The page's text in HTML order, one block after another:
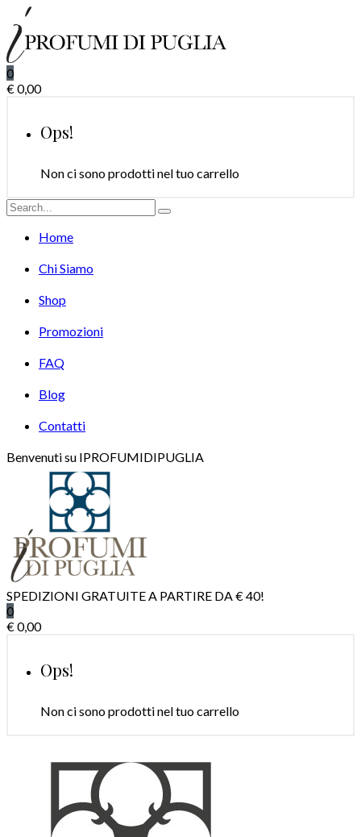
0
€0,00
Ops!
Non ci sono prodotti nel tuo carrello
Home
Chi Siamo
Shop
Promozioni
FAQ
Blog
Contatti
Benvenuti su IPROFUMIDIPUGLIA
SPEDIZIONI GRATUITE A PARTIRE DA € 40!
0
€0,00
Ops!
Non ci sono prodotti nel tuo carrello